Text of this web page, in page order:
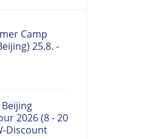
Camp
25.8. -
2026 (8 - 20
Discount